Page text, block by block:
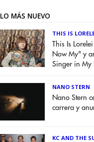
LO MÁS NUEVO
THIS IS
This Is
Now My" y
Singer in My
NANO STERN
Nano Stern
carrera y
KC AND THE